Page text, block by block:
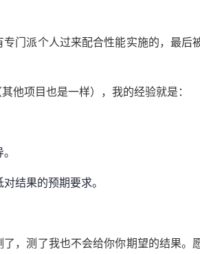
门派个人过来配合性能实施的，最后
项目也是一样），我的经验就是：
结果的预期要求。
，测了我也不会给你你期望的结果。